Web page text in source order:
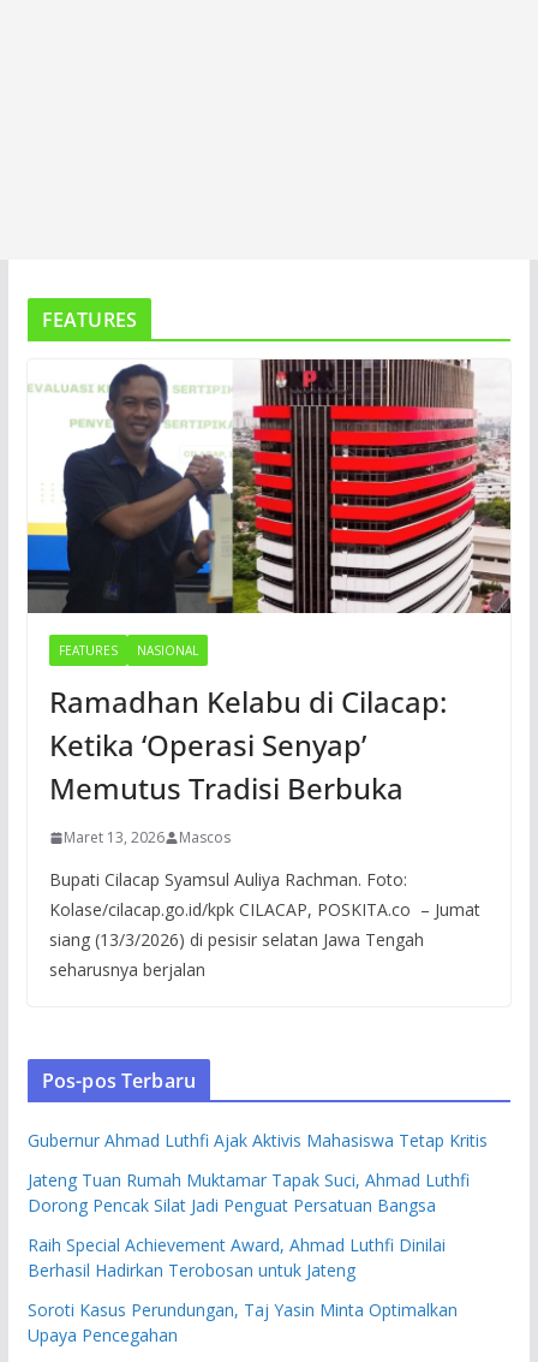
FEATURES
FEATURES NASIONAL
Ramadhan Kelabu di Cilacap:
Ketika ‘Operasi Senyap’
Memutus Tradisi Berbuka
Maret 13, 2026 Mascos
Bupati Cilacap Syamsul Auliya Rachman. Foto:
Kolase/cilacap.go.id/kpk CILACAP, POSKITA.co – Jumat
siang (13/3/2026) di pesisir selatan Jawa Tengah
seharusnya berjalan
Pos-pos Terbaru
Gubernur Ahmad Luthfi Ajak Aktivis Mahasiswa Tetap Kritis
Jateng Tuan Rumah Muktamar Tapak Suci, Ahmad Luthfi
Dorong Pencak Silat Jadi Penguat Persatuan Bangsa
Raih Special Achievement Award, Ahmad Luthfi Dinilai
Berhasil Hadirkan Terobosan untuk Jateng
Soroti Kasus Perundungan, Taj Yasin Minta Optimalkan
Upaya Pencegahan